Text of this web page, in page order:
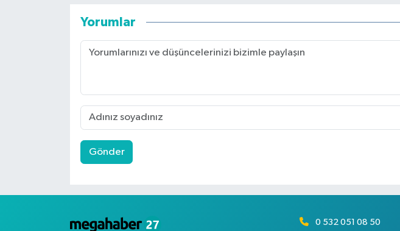
Yorumlar
Gönder
0 532 051 08 50